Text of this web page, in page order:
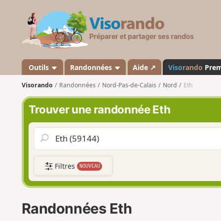
s
a
n
o
Outils Randonnées Aide ↗ Visorando
Visorando Randonnées Nord-Pas-de-Calais Nord Eth
Trouver une randonnée Eth
Filtres NOUVEAU
Randonnées Eth